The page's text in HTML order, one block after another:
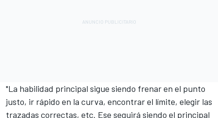
"La habilidad principal sigue siendo frenar en el punto
justo, ir rápido en la curva, encontrar el límite, elegir las
trazadas correctas, etc. Ese seguirá siendo el principal